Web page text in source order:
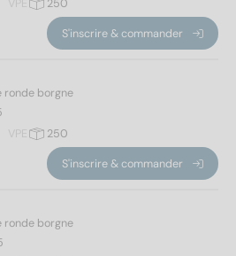
VPE
250
S'inscrire & commander
ronde borgne
VPE
250
S'inscrire & commander
ronde borgne